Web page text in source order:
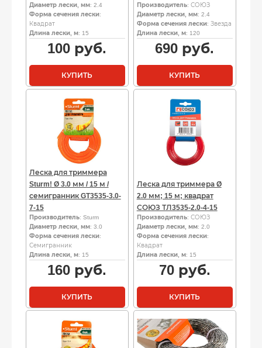
Диаметр лески, мм: 2.4
Форма сечения лески:
Квадрат
Длина лески, м: 15
100 руб.
КУПИТЬ
Производитель: СОЮЗ
Диаметр лески, мм: 2.4
Форма сечения лески: Звезда
Длина лески, м: 120
690 руб.
КУПИТЬ
Леска для триммера
Sturm! Ø 3.0 мм / 15 м /
семигранник GT3535-3.0-
7-15
Производитель: Sturm
Диаметр лески, мм: 3.0
Форма сечения лески:
Семигранник
Длина лески, м: 15
160 руб.
КУПИТЬ
Леска для триммера Ø
2.0 мм; 15 м; квадрат
СОЮЗ ТЛ3535-2.0-4-15
Производитель: СОЮЗ
Диаметр лески, мм: 2.0
Форма сечения лески:
Квадрат
Длина лески, м: 15
70руб.
КУПИТЬ